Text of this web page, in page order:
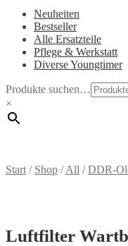
Neuheiten
Bestseller
Alle Ersatzteile
Pflege & Werkstatt
Diverse Youngtimer
Produkte suchen…
×
Start / Shop /All /DDR-
Luftfilter